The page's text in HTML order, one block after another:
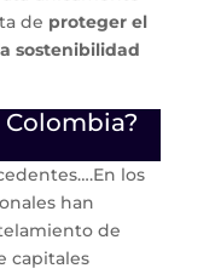
de proteger el
sostenibilidad
Colombia?
los
han
de
capitales